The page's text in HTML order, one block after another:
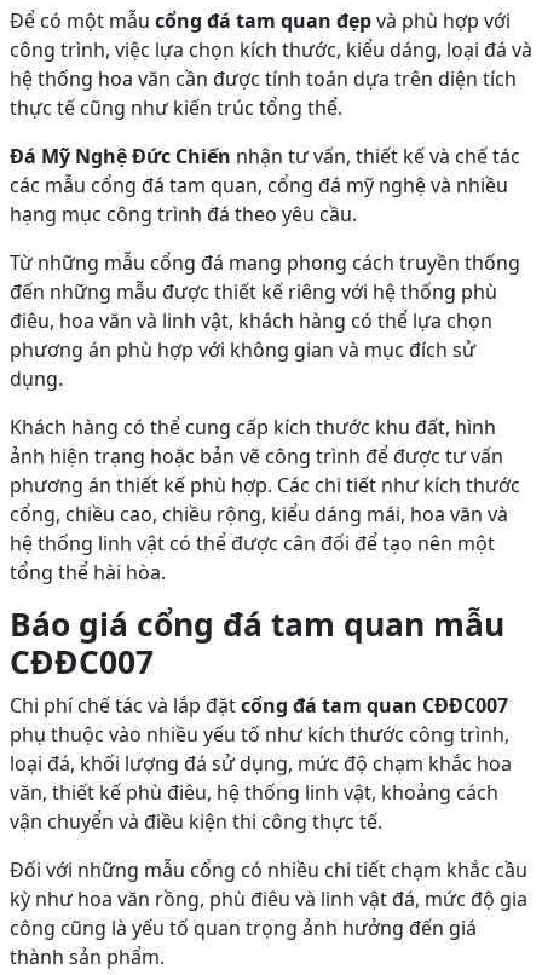
Để có một mẫu cổng đá tam quan đẹpvà phù hợp với
công trình, việc lựa chọn kích thước, kiểu dáng, loại đá và
hệ thống hoa văn cần được tính toán dựa trên diện tích
thực tế cũng như kiến trúc tổng thể.
Đá Mỹ Nghệ Đức Chiến nhận tư vấn, thiết kế và chế tác
các mẫu cổng đá tam quan, cổng đá mỹ nghệ và nhiều
hạng mục công trình đá theo yêu cầu.
Từ những mẫu cổng đá mang phong cách truyền thống
đến những mẫu được thiết kế riêng với hệ thống phù
điêu, hoa văn và linh vật, khách hàng có thể lựa chọn
phương án phù hợp với không gian và mục đích sử
dụng.
Khách hàng có thể cung cấp kích thước khu đất, hình
ảnh hiện trạng hoặc bản vẽ công trình để được tư vấn
phương án thiết kế phù hợp. Các chi tiết như kích thước
cổng, chiều cao, chiều rộng, kiểu dáng mái, hoa văn và
hệ thống linh vật có thể được cân đối để tạo nên một
tổng thể hài hòa.
Báo giá cổng đá tam quan mẫu
CĐĐC007
Chi phí chế tác và lắp đặtcổng đá tam quan CĐĐC007
phụ thuộc vào nhiều yếu tố như kích thước công trình,
loại đá, khối lượng đá sử dụng, mức độ chạm khắc hoa
văn, thiết kế phù điêu, hệ thống linh vật, khoảng cách
vận chuyển và điều kiện thi công thực tế.
Đối với những mẫu cổng có nhiều chi tiết chạm khắc cầu
kỳ như hoa văn rồng, phù điêu và linh vật đá, mức độ gia
công cũng là yếu tố quan trọng ảnh hưởng đến giá
thành sản phẩm.